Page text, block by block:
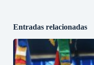
Entradas relacionadas